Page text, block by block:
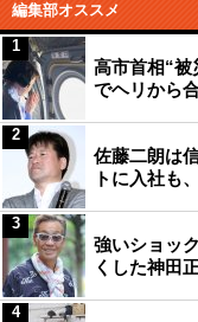
編集部オススメ
高市首相“被
でヘリから
1
佐藤二朗は
トに入社も
2
強いショッ
くした神田
3
4